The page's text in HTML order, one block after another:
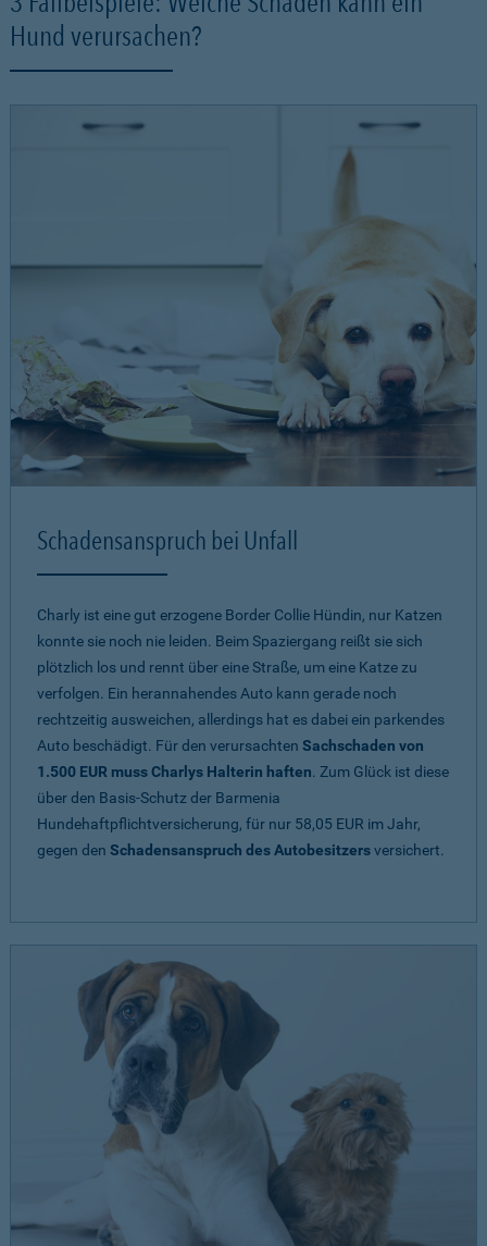
Hund verursachen?
Schadensanspruch bei Unfall
Charly ist eine gut erzogene Border Collie Hündin, nur Katzen
konnte sie noch nie leiden. Beim Spaziergang reißt sie sich
plötzlich los und rennt über eine Straße, um eine Katze zu
verfolgen. Ein herannahendes Auto kann gerade noch
rechtzeitig ausweichen, allerdings hat es dabei ein parkendes
Auto beschädigt. Für den verursachten Sachschaden von
1.500 EUR muss Charlys Halterin haften. Zum Glück ist diese
über den Basis-Schutz der Barmenia
Hundehaftpflichtversicherung, für nur 58,05 EUR im Jahr,
gegen den Schadensanspruch des Autobesitzersversichert.